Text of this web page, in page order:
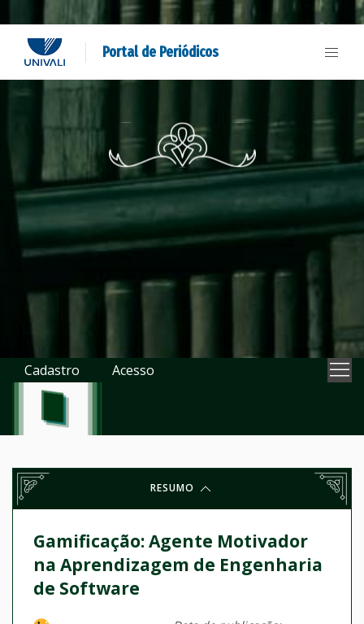
Portal de Periódicos
Cadastro Acesso
RESUMO
Gamificação: Agente Motivador
na Aprendizagem de Engenharia
de Software